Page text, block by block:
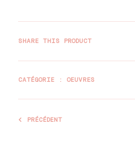
SHARE THIS PRODUCT
CATÉGORIE : OEUVRES
PRÉCÉDENT